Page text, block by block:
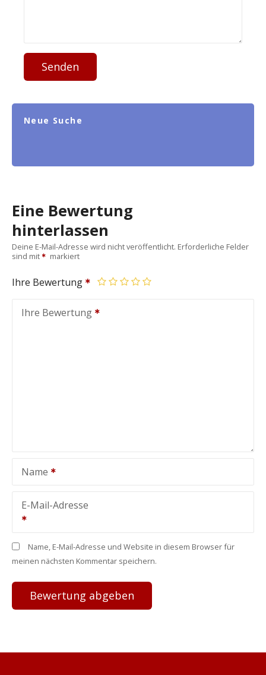
Senden
Neue Suche
Eine Bewertung
hinterlassen
Deine E-Mail-Adresse wird nicht veröffentlicht. Erforderliche Felder
sind mit
markiert
Ihre Bewertung
Ihre Bewertung
Name
E-Mail-Adresse
Name, E-Mail-Adresse und Website in diesem Browser für
meinen nächsten Kommentar speichern.